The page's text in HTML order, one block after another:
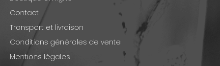
Contact
Transport et livraison
Conditions générales de vente
Mentions légales